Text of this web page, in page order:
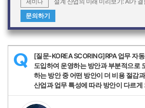
세미나
문의하기
Q
[질문-KOREA SCORING]RPA 업무 자
도입하여 운영하는 방안과 부분적으로
하는 방안 중 어떤 방안이 더 비용 절감
산업과 업무 특성에 따라 방안이 다르게